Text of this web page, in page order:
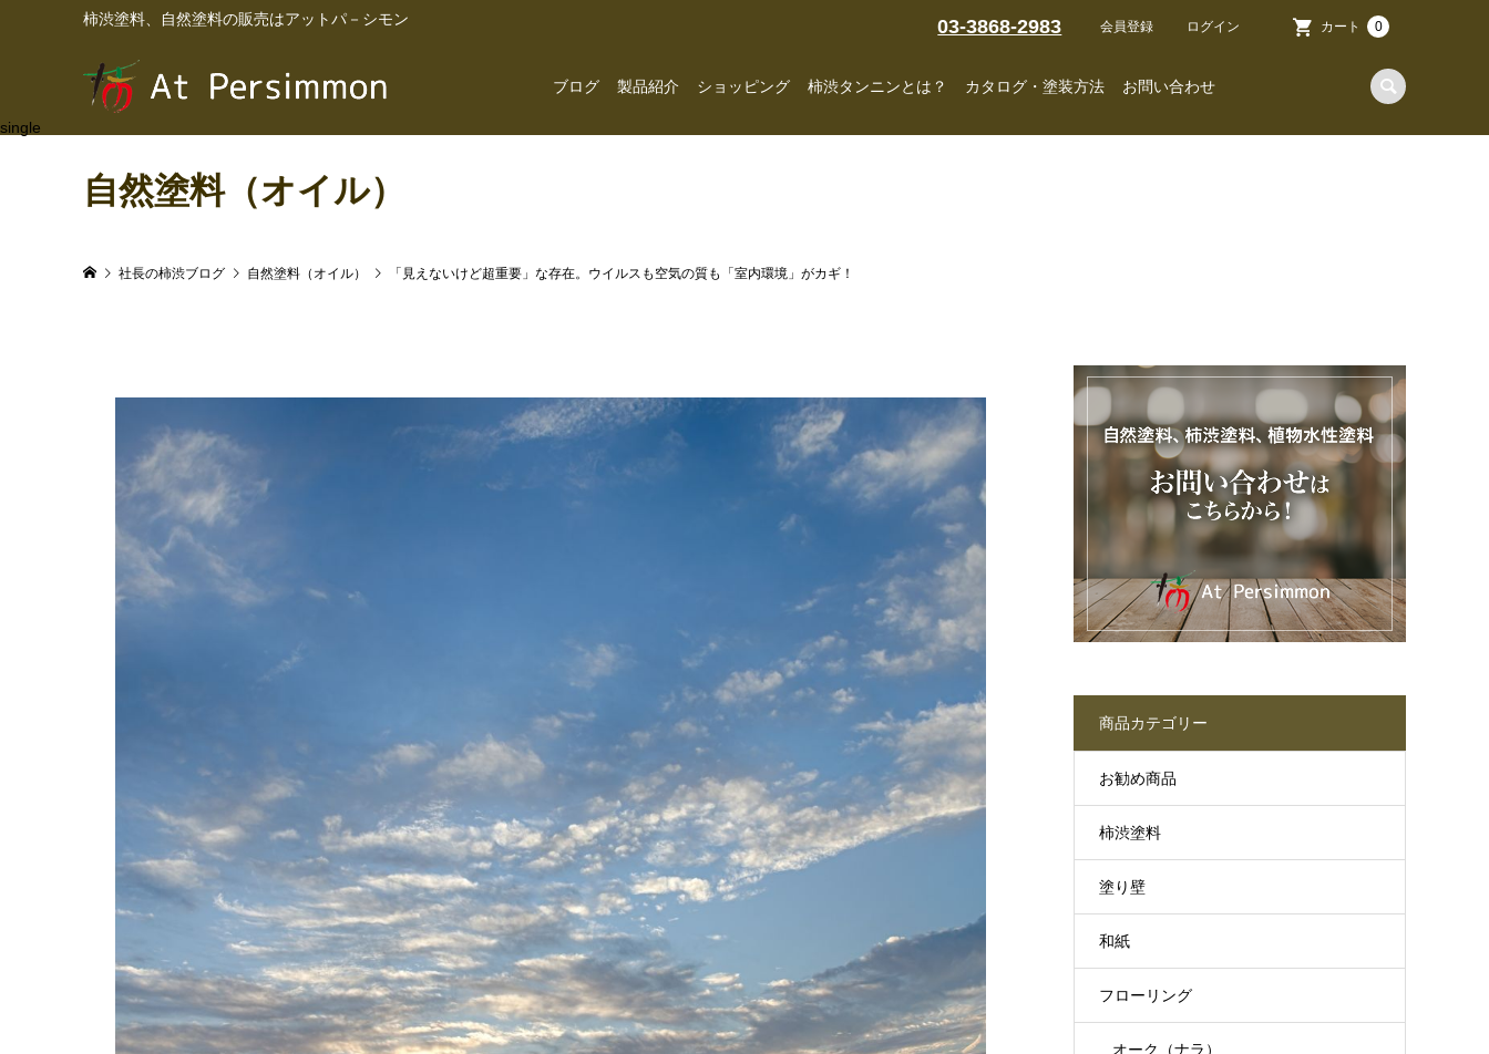
柿渋塗料、自然塗料の販売はアットパ－シモン 03-3868-2983 会員登録 ログイン カート 0
ブログ 製品紹介 ショッピング 柿渋タンニンとは？ カタログ・塗装方法 お問い合わせ
single
自然塗料（オイル）
社長の柿渋ブログ 自然塗料（オイル） 「見えないけど超重要」な存在。ウイルスも空気の質も「室内環境」がカギ！
商品カテゴリー
お勧め商品
柿渋塗料
塗り壁
和紙
フローリング
オーク（ナラ）